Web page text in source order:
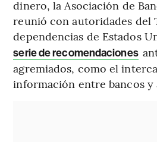
dinero, la Asociación de
reunió con autoridades del
dependencias de Estados
serie de recomendaciones
agremiados, como el
información entre bancos y